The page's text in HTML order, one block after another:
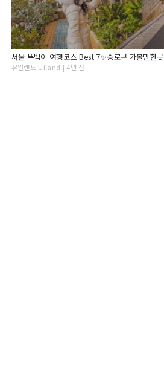
서울 뚜벅이 여행코스 Best 7✨종로구 가볼만한곳
유일랜드 Uiland | 4년 전